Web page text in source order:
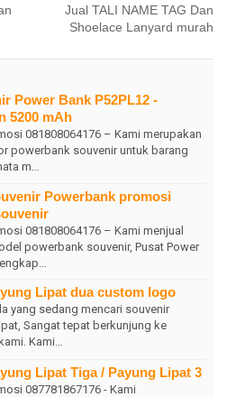
Jual TALI NAME TAG Dan
Shoelace Lanyard murah
Power Bank P52PL12 -
5200 mAh
081808064176 – Kami merupakan
powerbank souvenir untuk barang
m…
Powerbank promosi
081808064176 – Kami menjual
powerbank souvenir, Pusat Power
Lipat dua custom logo
yang sedang mencari souvenir
Sangat tepat berkunjung ke
Kami…
Lipat Tiga / Payung Lipat 3
087781867176 - Kami